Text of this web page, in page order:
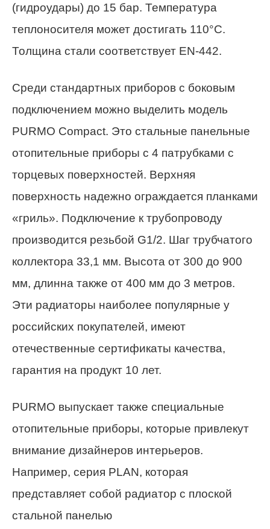
(гидроудары) до 15 бар. Температура
теплоносителя может достигать 110°С.
Толщина стали соответствует EN-442.
Среди стандартных приборов с боковым
подключением можно выделить модель
PURMO Compact. Это стальные панельные
отопительные приборы с 4 патрубками с
торцевых поверхностей. Верхняя
поверхность надежно ограждается планками
«гриль». Подключение к трубопроводу
производится резьбой G1/2. Шаг трубчатого
коллектора 33,1 мм. Высота от 300 до 900
мм, длинна также от 400 мм до 3 метров.
Эти радиаторы наиболее популярные у
российских покупателей, имеют
отечественные сертификаты качества,
гарантия на продукт 10 лет.
PURMO выпускает также специальные
отопительные приборы, которые привлекут
внимание дизайнеров интерьеров.
Например, серия PLAN, которая
представляет собой радиатор с плоской
стальной панелью